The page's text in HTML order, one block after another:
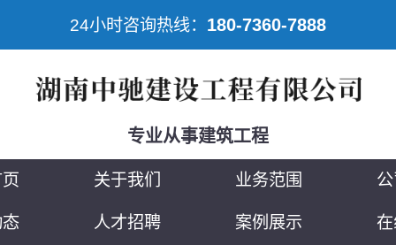
24小时咨询热线： 180-7360-7888
专业从事建筑工程
关于我们 业务范围
人才招聘 案例展示